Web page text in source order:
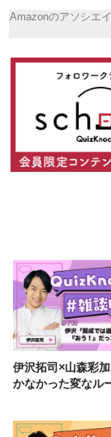
Amazonのアソシエ
伊沢拓司×山森彩
かなかった変なル